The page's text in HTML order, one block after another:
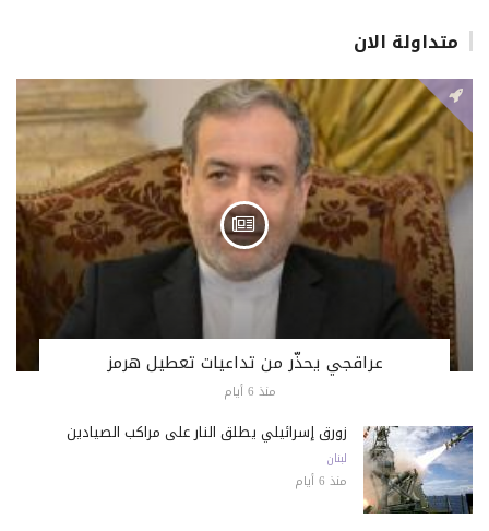
متداولة الان
عراقجي يحذّر من تداعيات تعطيل هرمز
منذ 6 أيام
زورق إسرائيلي يطلق النار على مراكب الصيادين
لبنان
منذ 6 أيام